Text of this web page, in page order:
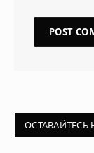
ОСТАВАЙТЕСЬ